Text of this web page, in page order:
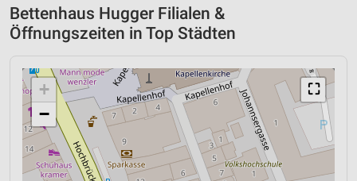
Bettenhaus Hugger Filialen &
Öffnungszeiten in Top Städten
⛶
+
−